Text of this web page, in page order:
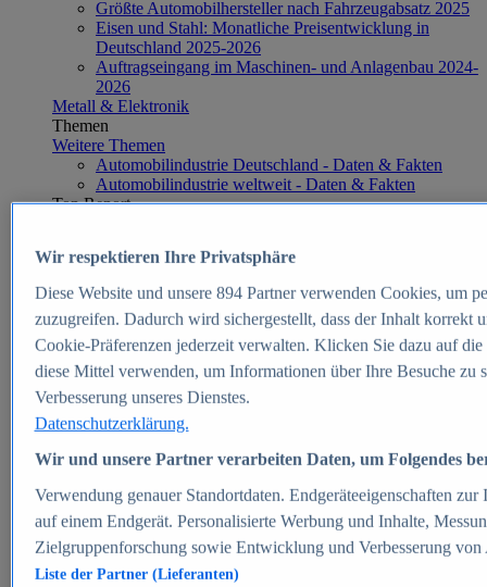
Größte Automobilhersteller nach Fahrzeugabsatz 2025
Eisen und Stahl: Monatliche Preisentwicklung in
Deutschland 2025-2026
Auftragseingang im Maschinen- und Anlagenbau 2024-
2026
Metall & Elektronik
Themen
Weitere Themen
Automobilindustrie Deutschland - Daten & Fakten
Automobilindustrie weltweit - Daten & Fakten
Top Report
Zum Report
E-commerce
Beliebte Statistiken
Aktuelle Statistiken
E-Commerce - Entwicklung des Umsatzes in
Deutschland 1999-2025
Umsatz von Amazon in Deutschland und weltweit
2010-2025
B2C-E-Commerce: Top-50 Online Shops in
Deutschland 2024
Marktanteile von Online-Zahlungsverfahren in
Deutschland 2024
Umsatzstarke Warengruppen im Online-Handel in
Deutschland 2023-2025
Wir respektieren Ihre Privatsphäre
Diese Website und unsere 894Partner verwenden Cookies, um
zuzugreifen. Dadurch wird sichergestellt, dass der Inhalt korrekt
Cookie-Präferenzen jederzeit verwalten. Klicken Sie dazu auf
diese Mittel verwenden, um Informationen über Ihre Besuche
Verbesserung unseres Dienstes.
Datenschutzerklärung.
Wir und unsere Partner verarbeiten Daten, um Folgendes
Verwendung genauer Standortdaten. Endgeräteeigenschaften
auf einem Endgerät. Personalisierte Werbung und Inhalte,
Zielgruppenforschung sowie Entwicklung und Verbesserung von
Liste der Partner (Lieferanten)